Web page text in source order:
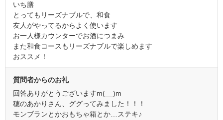
いち膳
とってもリーズナブルで、和食
友人がやってるからよく使います
お一人様カウンターでお酒につまみ
また和食コースもリーズナブルで楽しめます
おススメ！
質問者からのお礼
回答ありがとうございますm(__)m
穂のあかりさん、ググってみました！！！
モンブランとかおもちゃ箱とか…ステキ♪